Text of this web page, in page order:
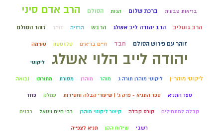
בריאות טבעית ברכת שלום הגות הסולם הרב אדם סיני
הרב גוטליב הרב יהודה ליב אשלג הרבש הרזיה זוהר זוהר הסולם
זוהר עם פירוש הסולם חבד חיים בריאים טלזסטון טעימה
יהודה לייב הלוי אשלג ליקוטי
ליקוטי מוהר״ן ליקוטי מוהרן תורה ג מוהר מוהרן מסורת מתורתו נבואה
ספר התניא ספר התניא - פרק ג' | שיעורי קבלה וחסידות עמלק פחד
קבלה למתחילים קורס קבלה קיצור ליקוטי מוהרן רבי חיים ויטאל רבנים
רשבי שילוח הקן תניא לצפייה